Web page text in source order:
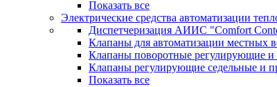
Показать все
Электрические средства автоматизации
Диспетчеризация АИИС "Comfort
Клапаны для автоматизации местных
Клапаны поворотные регулирующие
Клапаны регулирующие седельные и
Показать все